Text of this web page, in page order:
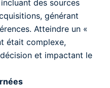
des sources
générant
Atteindre un «
était complexe,
et impactant le